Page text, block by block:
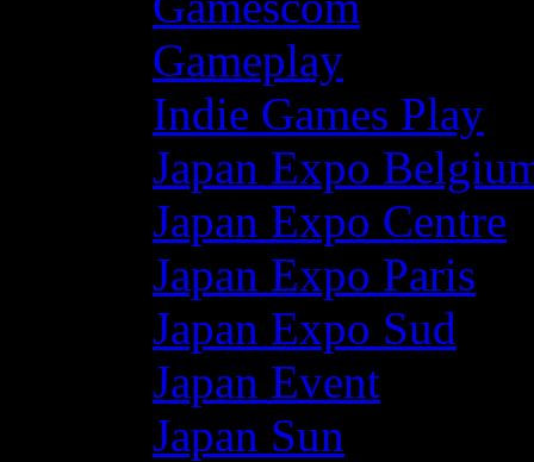
Gameplay
Indie Games Play
Japan Expo
Japan Expo Centre
Japan Expo Paris
Japan Expo Sud
Japan Event
Japan Sun